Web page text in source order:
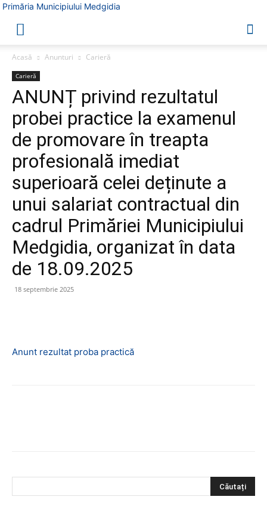
Primăria Municipiului Medgidia
Acasă Anunturi Carieră
Carieră
ANUNȚ privind rezultatul
probei practice la examenul
de promovare în treapta
profesională imediat
superioară celei deținute a
unui salariat contractual din
cadrul Primăriei Municipiului
Medgidia, organizat în data
de 18.09.2025
18 septembrie 2025
Anunt rezultat proba practică